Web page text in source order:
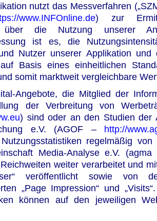
nutzt das Messverfahren
www.INFOnline.de) zur
über die Nutzung unserer
ist es, die
Nutzer unserer Applikation und
Basis eines einheitlichen
somit marktweit vergleichbare
Angebote, die Mitglied der
der Verbreitung von
) sind oder an den Studien der
e.V. (AGOF – http://
regelmäßig
Media-Analyse e.V.
weiter verarbeitet und
veröffentlicht sowie von
„Page Impression“ und
können auf den jeweiligen